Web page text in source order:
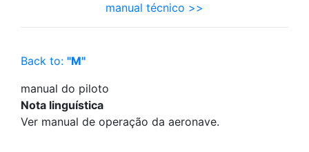
manual técnico >>
Back to: "M"
manual do piloto
Nota linguística
Ver manual de operação da aeronave.